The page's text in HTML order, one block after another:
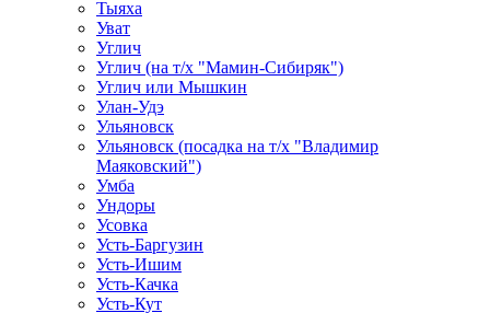
Тыяха
Уват
Углич
Углич (на т/х "Мамин-Сибиряк")
Углич или Мышкин
Улан-Удэ
Ульяновск
Ульяновск (посадка на т/х "Владимир
Маяковский")
Умба
Ундоры
Усовка
Усть-Баргузин
Усть-Ишим
Усть-Качка
Усть-Кут